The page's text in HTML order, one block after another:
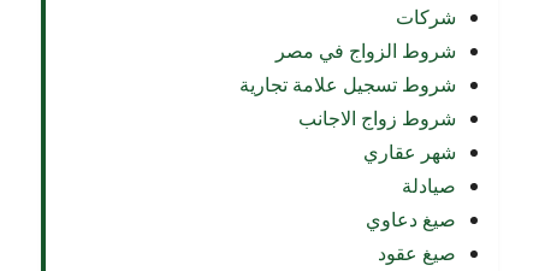
شركات
شروط الزواج في مصر
شروط تسجيل علامة تجارية
شروط زواج الاجانب
شهر عقاري
صيادلة
صيغ دعاوي
صيغ عقود